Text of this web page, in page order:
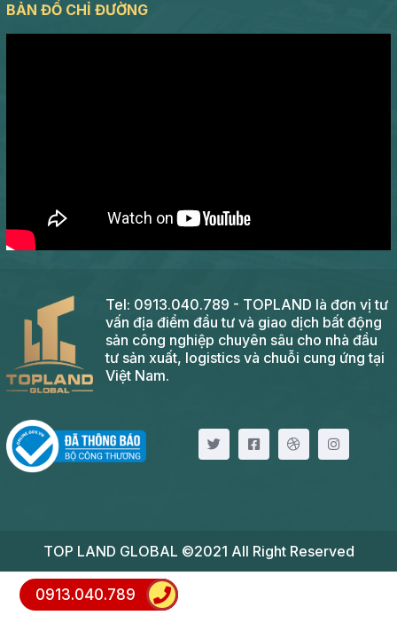
BẢN ĐỒ CHỈ ĐƯỜNG
Tel: 0913.040.789 - TOPLAND là đơn vị tư
vấn địa điểm đầu tư và giao dịch bất động
sản công nghiệp chuyên sâu cho nhà đầu
tư sản xuất, logistics và chuỗi cung ứng tại
Việt Nam.
TOP LAND GLOBAL ©2021 All Right Reserved
0913.040.789